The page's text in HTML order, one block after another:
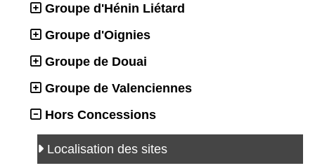
Groupe d'Hénin Liétard
Groupe d'Oignies
Groupe de Douai
Groupe de Valenciennes
Hors Concessions
Localisation des sites